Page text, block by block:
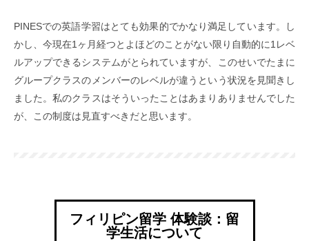
PINESでの英語学習はとても効果的でかなり満足しています。し
かし、今現在1ヶ月経つとよほどのことがない限り自動的に1レベ
ルアップできるシステムがとられていますが、このせいでたまに
グループクラスのメンバーのレベルが違うという状況を見聞きし
ました。私のクラスはそういったことはあまりありませんでした
が、この制度は見直すべきだと思います。
フィリピン留学 体験談：留
学生活について